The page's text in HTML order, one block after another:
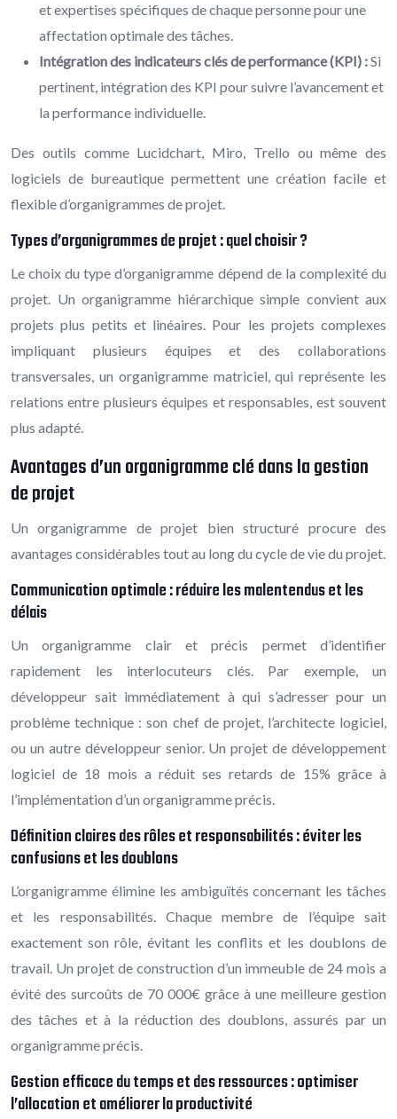
et expertises spécifiques de chaque personne pour une
affectation optimale des tâches.
Intégration des indicateurs clés de performance (KPI) :Si
pertinent, intégration des KPI pour suivre l’avancement et
la performance individuelle.
Des outils comme Lucidchart, Miro, Trello ou même des
logiciels de bureautique permettent une création facile et
flexible d’organigrammes de projet.
Types d’organigrammes de projet : quel choisir ?
Le choix du type d’organigramme dépend de la complexité du
projet. Un organigramme hiérarchique simple convient aux
projets plus petits et linéaires. Pour les projets complexes
impliquant plusieurs équipes et des collaborations
transversales, un organigramme matriciel, qui représente les
relations entre plusieurs équipes et responsables, est souvent
plus adapté.
Avantages d’un organigramme clé dans la gestion
de projet
Un organigramme de projet bien structuré procure des
avantages considérables tout au long du cycle de vie du projet.
Communication optimale : réduire les malentendus et les
délais
Un organigramme clair et précis permet d’identifier
rapidement les interlocuteurs clés. Par exemple, un
développeur sait immédiatement à qui s’adresser pour un
problème technique : son chef de projet, l’architecte logiciel,
ou un autre développeur senior. Un projet de développement
logiciel de 18 mois a réduit ses retards de 15% grâce à
l’implémentation d’un organigramme précis.
Définition claires des rôles et responsabilités : éviter les
confusions et les doublons
L’organigramme élimine les ambiguïtés concernant les tâches
et les responsabilités. Chaque membre de l’équipe sait
exactement son rôle, évitant les conflits et les doublons de
travail. Un projet de construction d’un immeuble de 24 mois a
évité des surcoûts de 70 000€ grâce à une meilleure gestion
des tâches et à la réduction des doublons, assurés par un
organigramme précis.
Gestion efficace du temps et des ressources : optimiser
l’allocation et améliorer la productivité